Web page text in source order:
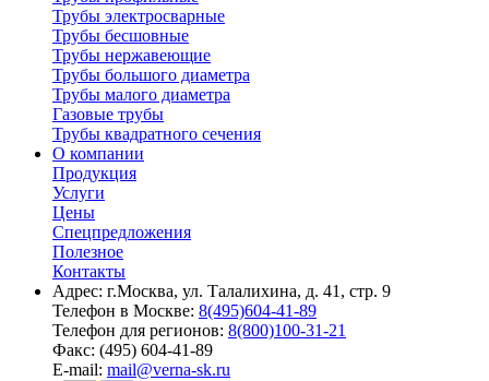
Трубы электросварные
Трубы бесшовные
Трубы нержавеющие
Трубы большого диаметра
Трубы малого диаметра
Газовые трубы
Трубы квадратного сечения
О компании
Продукция
Услуги
Цены
Спецпредложения
Полезное
Контакты
Адрес: г.Москва, ул. Талалихина, д. 41, стр. 9
Телефон в Москве: 8(495)604-41-89
Телефон для регионов: 8(800)100-31-21
Факс: (495) 604-41-89
E-mail: mail@verna-sk.ru